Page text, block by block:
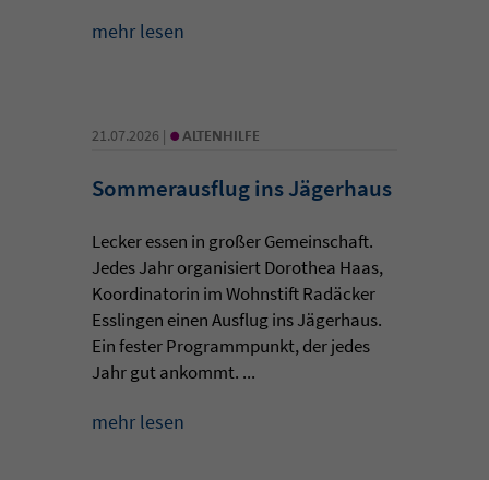
mehr lesen
21.07.2026 | • ALTENHILFE
Sommerausflug ins Jägerhaus
Lecker essen in großer Gemeinschaft.
Jedes Jahr organisiert Dorothea Haas,
Koordinatorin im Wohnstift Radäcker
Esslingen einen Ausflug ins Jägerhaus.
Ein fester Programmpunkt, der jedes
Jahr gut ankommt. ...
mehr lesen